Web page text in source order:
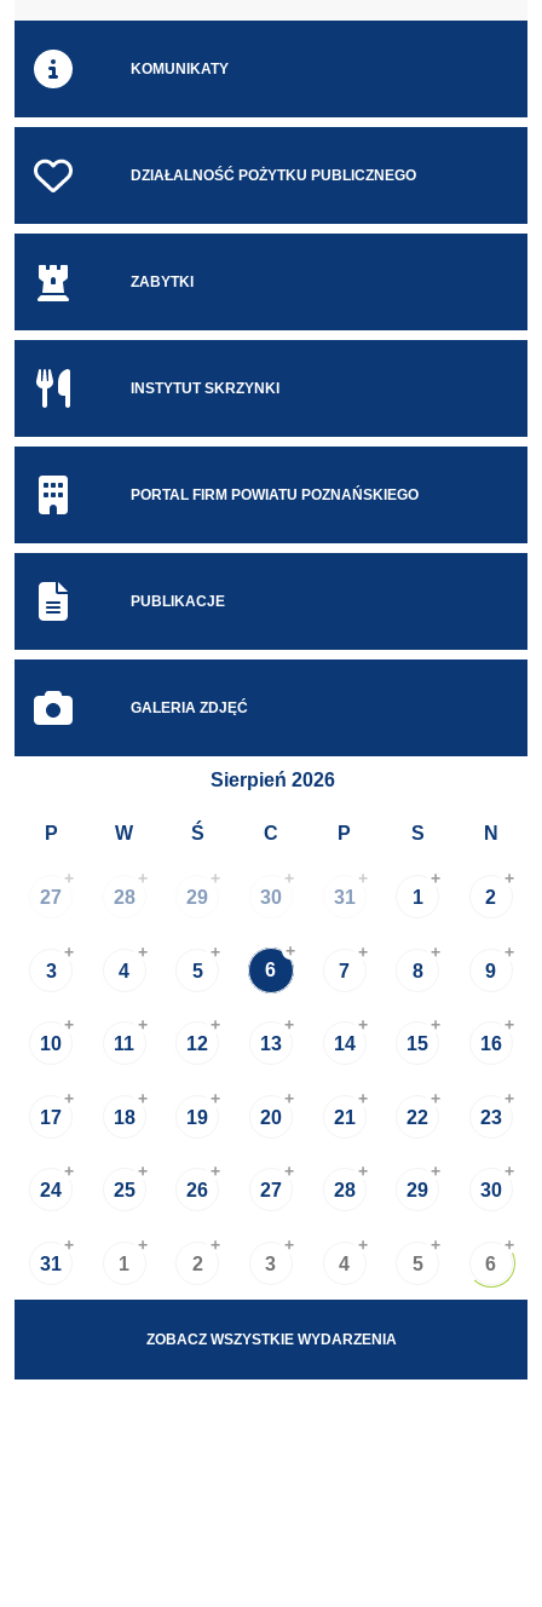
KOMUNIKATY
DZIAŁALNOŚĆ POŻYTKU PUBLICZNEGO
ZABYTKI
INSTYTUT SKRZYNKI
PORTAL FIRM POWIATU POZNAŃSKIEGO
PUBLIKACJE
GALERIA ZDJĘĆ
Sierpień 2026
P W Ś C P S N
27
+
28
+
29
+
30
+
31
+
1
+
2
+
3
+
4
+
5
+
6
+
7
+
8
+
9
+
10
+
11
+
12
+
13
+
14
+
15
+
16
+
17
+
18
+
19
+
20
+
21
+
22
+
23
+
24
+
25
+
26
+
27
+
28
+
29
+
30
+
31
+
1
+
2
+
3
+
4
+
5
+
6
+
ZOBACZ WSZYSTKIE WYDARZENIA